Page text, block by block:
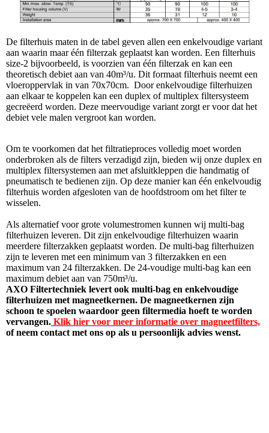
De filterhuis maten in de tabel geven allen een enkelvoudige variant
aan waarin maar één filterzak geplaatst kan worden. Een filterhuis
size-2 bijvoorbeeld, is voorzien van één filterzak en kan een
theoretisch debiet aan van 40m³/u. Dit formaat filterhuis neemt een
vloeroppervlak in van 70x70cm. Door enkelvoudige filterhuizen
aan elkaar te koppelen kan een duplex of multiplex filtersysteem
gecreëerd worden. Deze meervoudige variant zorgt er voor dat het
debiet vele malen vergroot kan worden.
Om te voorkomen dat het filtratieproces volledig moet worden
onderbroken als de filters verzadigd zijn, bieden wij onze duplex en
multiplex filtersystemen aan met afsluitkleppen die handmatig of
pneumatisch te bedienen zijn. Op deze manier kan één enkelvoudig
filterhuis worden afgesloten van de hoofdstroom om het filter te
wisselen.
Als alternatief voor grote volumestromen kunnen wij multi-bag
filterhuizen leveren. Dit zijn enkelvoudige filterhuizen waarin
meerdere filterzakken geplaatst worden. De multi-bag filterhuizen
zijn te leveren met een minimum van 3 filterzakken en een
maximum van 24 filterzakken. De 24-voudige multi-bag kan een
maximum debiet aan van 750m³/u.
AXO Filtertechniek levert ook multi-bag en enkelvoudige
filterhuizen met magneetkernen. De magneetkernen zijn
schoon te spoelen waardoor geen filtermedia hoeft te worden
vervangen. Klik hier voor meer informatie over magneetfilters,
of neem contact met ons op als u persoonlijk advies wenst.